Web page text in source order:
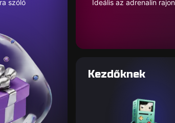
szóló
Ideális az adrenalin
Kezdőknek